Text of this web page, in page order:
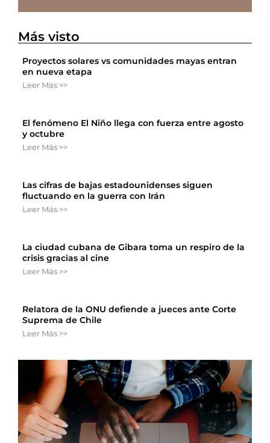
Más visto
Proyectos solares vs comunidades mayas entran
en nueva etapa
Leer Más >>
El fenómeno El Niño llega con fuerza entre agosto
y octubre
Leer Más >>
Las cifras de bajas estadounidenses siguen
fluctuando en la guerra con Irán
Leer Más >>
La ciudad cubana de Gibara toma un respiro de la
crisis gracias al cine
Leer Más >>
Relatora de la ONU defiende a jueces ante Corte
Suprema de Chile
Leer Más >>